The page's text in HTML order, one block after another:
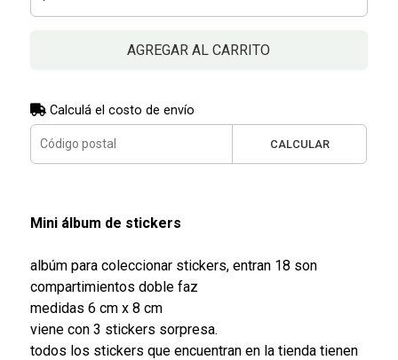
AGREGAR AL CARRITO
Calculá el costo de envío
CALCULAR
Mini álbum de stickers
albúm para coleccionar stickers, entran 18 son
compartimientos doble faz
medidas 6 cm x 8 cm
viene con 3 stickers sorpresa.
todos los stickers que encuentran en la tienda tienen